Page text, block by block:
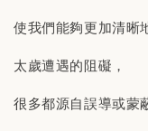
使我們能夠更加清晰
太歲遭遇的阻礙，
很多都源自誤導或蒙